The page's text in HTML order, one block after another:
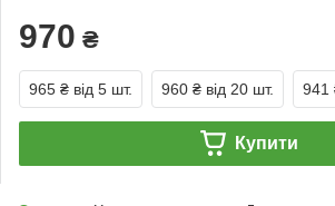
970 ₴
965 ₴ від 5 шт. 960 ₴ від 20 шт. 941
Купити